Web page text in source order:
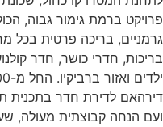
פרויקט ברמת גימור גבוה,
גרמניים, בריכה פרטית בכל
בריכות, חדרי כושר, חדר
ועם הנחה קבוצתית מעולה,